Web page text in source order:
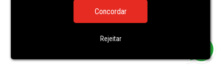
Concordar
Rejeitar